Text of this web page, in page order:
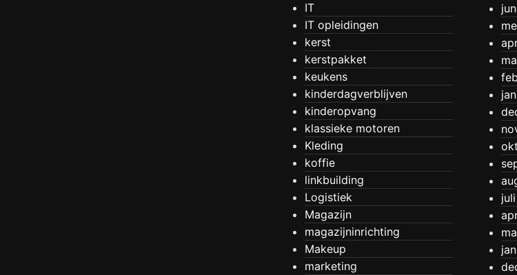
IT
IT opleidingen
kerst
kerstpakket
keukens
kinderdagverblijven
kinderopvang
klassieke motoren
Kleding
koffie
linkbuilding
Logistiek
Magazijn
magazijninrichting
Makeup
marketing